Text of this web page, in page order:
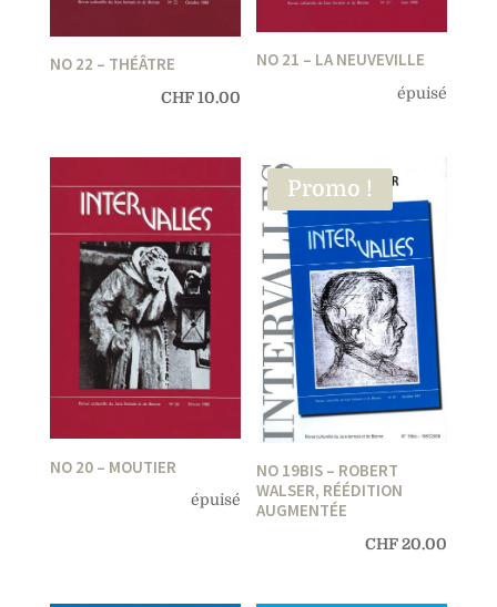
NO 22 – THÉÂTRE
CHF10.00
NO 21 – LA NEUVEVILLE
épuisé
NO 20 – MOUTIER
épuisé
Promo !
NO 19BIS – ROBERT
WALSER, RÉÉDITION
AUGMENTÉE
CHF20.00